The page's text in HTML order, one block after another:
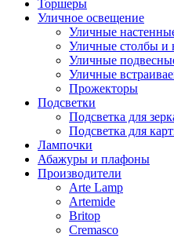
Торшеры
Уличное освещение
Уличные
Уличные столбы и
Уличные
Уличные
Прожекторы
Подсветки
Подсветка для
Подсветка для
Лампочки
Абажуры и плафоны
Производители
Arte Lamp
Artemide
Britop
Cremasco